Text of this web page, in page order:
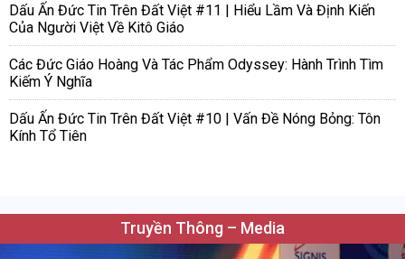
Dấu Ấn Đức Tin Trên Đất Việt #11 | Hiểu Lầm Và Định Kiến
Của Người Việt Về Kitô Giáo
Các Đức Giáo Hoàng Và Tác Phẩm Odyssey: Hành Trình Tìm
Kiếm Ý Nghĩa
Dấu Ấn Đức Tin Trên Đất Việt #10 | Vấn Đề Nóng Bỏng: Tôn
Kính Tổ Tiên
Truyền Thông – Media